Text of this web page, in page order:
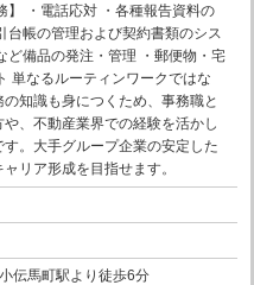
】 ・電話応対 ・各種報告資料の
台帳の管理および契約書類のシス
ど備品の発注・管理 ・郵便物・宅
単なるルーティンワークではな
知識も身につくため、事務職と
、不動産業界での経験を活かし
。大手グループ企業の安定した
リア形成を目指せます。
伝馬町駅より徒歩6分